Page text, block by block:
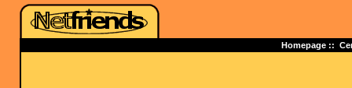
Homepage ::